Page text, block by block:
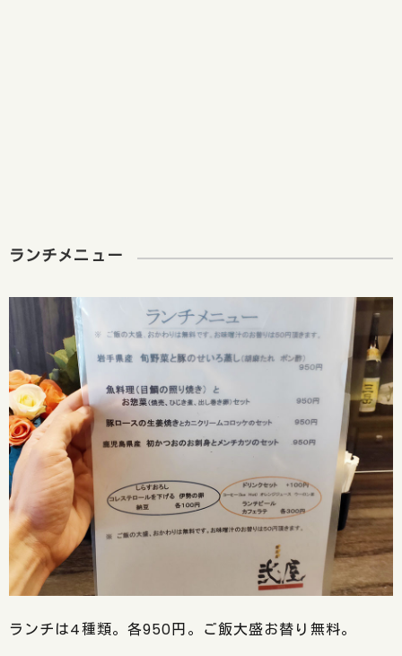
ランチメニュー
ランチは4種類。各950円。ご飯大盛お替り無料。